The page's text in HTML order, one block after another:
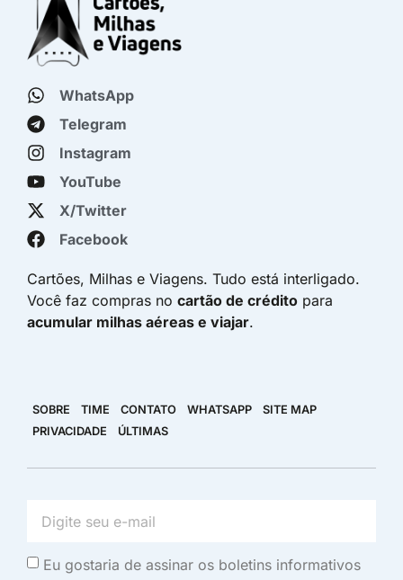
WhatsApp
Telegram
Instagram
YouTube
X/Twitter
Facebook
Cartões, Milhas e Viagens. Tudo está interligado.
Você faz compras no cartão de crédito para
acumular milhas aéreas e viajar.
SOBRE TIME CONTATO WHATSAPP
SITE MAP
PRIVACIDADE
ÚLTIMAS
Eu gostaria de assinar os boletins informativos